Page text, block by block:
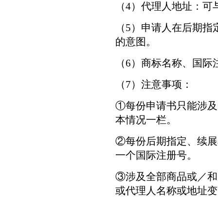
（4）代理人地址：
（5）申请人在后期
的意图。
（6）商标名称、国
（7）注意事项：
①每份申请书只能涉
本情况一栏。
②每份后期指定、续
一个国际注册号。
③涉及全部商品或／
或代理人名称或地址